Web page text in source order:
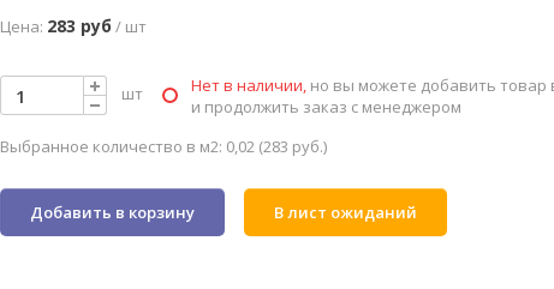
Цена: 283 руб / шт
шт Нет в наличии, но вы можете добавить товар
и продолжить заказ с менеджером
Выбранное количество в м2: 0,02 (283 руб.)
Добавить в корзину В лист ожиданий